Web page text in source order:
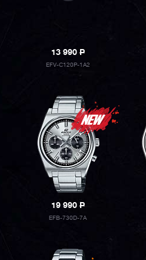
13 990P
EFV-C120P-1A2
19 990P
EFB-730D-7A